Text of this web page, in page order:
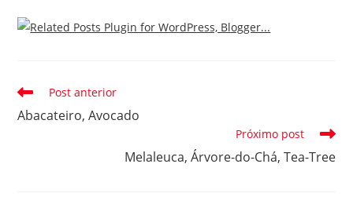
Leia
artigos
Post anterior
Abacateiro, Avocado
Próximo post
Melaleuca, Árvore-do-Chá, Tea-Tree